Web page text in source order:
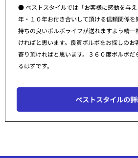
● ベストスタイルでは「お客様に感動を与え
年・１０年お付き合いして頂ける信頼関係
持ちの良いボルボライフが送れますよう精
ければと思います。良質ボルボをお探しのお
寄り頂ければと思います。３６０度ボルボ
るはずです。
ベストスタイルの